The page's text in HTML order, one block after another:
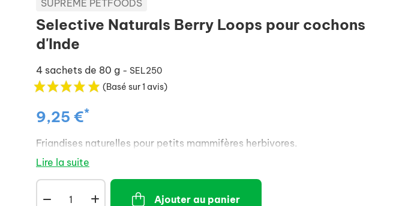
SUPREME PETFOODS
Selective Naturals Berry Loops pour cochons
d'Inde
4 sachets de 80 g - SEL250
(Basé sur 1 avis)
9,25 €*
Friandises naturelles pour petits mammifères herbivores.
Lire la suite
Ajouter au panier